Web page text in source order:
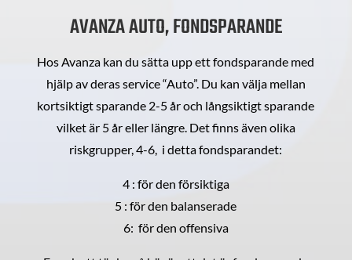
AVANZA AUTO, FONDSPARANDE
Hos Avanza kan du sätta upp ett fondsparande med
hjälp av deras service “Auto”. Du kan välja mellan
kortsiktigt sparande 2-5 år och långsiktigt sparande
vilket är 5 år eller längre. Det finns även olika
riskgrupper, 4-6, i detta fondsparandet:
4 : för den försiktiga
5 : för den balanserade
6: för den offensiva